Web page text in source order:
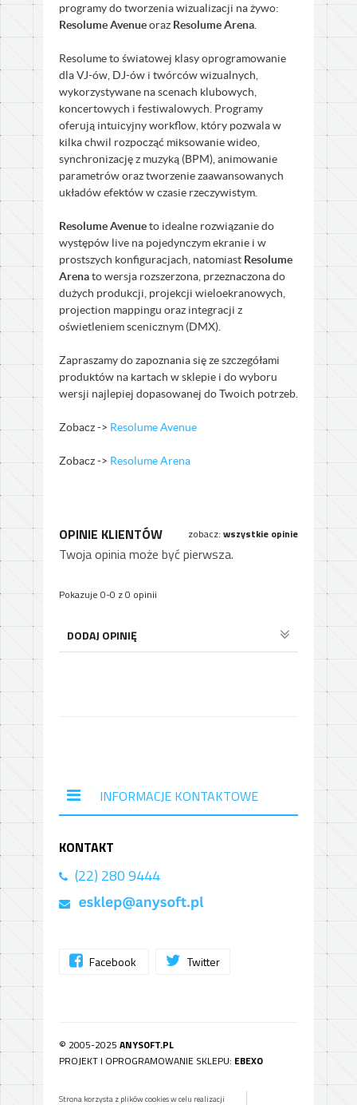
programy do tworzenia wizualizacji na żywo:
Resolume Avenueoraz Resolume Arena
Resolume to światowej klasy oprogramowanie
dla VJ-ów, DJ-ów i twórców wizualnych,
wykorzystywane na scenach klubowych,
koncertowych i festiwalowych. Programy
oferują intuicyjny workflow, który pozwala w
kilka chwil rozpocząć miksowanie wideo,
synchronizację z muzyką (BPM), animowanie
parametrów oraz tworzenie zaawansowanych
układów efektów w czasie rzeczywistym.
Resolume Avenueto idealne rozwiązanie do
występów live na pojedynczym ekranie i w
prostszych konfiguracjach, natomiast Resolume
Arenato wersja rozszerzona, przeznaczona do
dużych produkcji, projekcji wieloekranowych,
projection mappingu oraz integracji z
oświetleniem scenicznym (DMX).
Zapraszamy do zapoznania się ze szczegółami
produktów na kartach w sklepie i do wyboru
wersji najlepiej dopasowanej do Twoich potrzeb.
Zobacz -> Resolume Avenue
Zobacz -> Resolume Arena
OPINIE KLIENTÓW zobacz: wszystkie opinie
Twoja opinia może być pierwsza.
Pokazuje 0-0 z 0 opinii
DODAJ OPINIĘ
INFORMACJE KONTAKTOWE
KONTAKT
(22) 280 9444
Facebook Twitter
© 2005-2025 ANYSOFT.PL
PROJEKT I OPROGRAMOWANIE SKLEPU: EBEXO
Strona korzysta z plików cookies w celu realizacji